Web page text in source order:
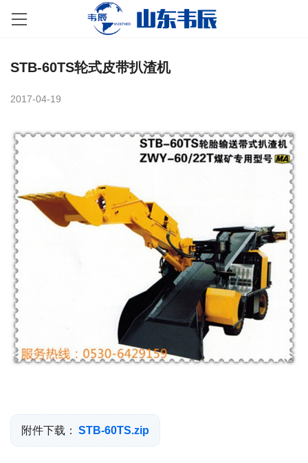
STB-60TS轮式皮带扒渣机
2017-04-19
附件下载： STB-60TS.zip